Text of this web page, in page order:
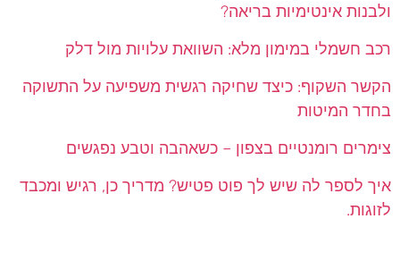
ולבנות אינטימיות בריאה?
רכב חשמלי במימון מלא: השוואת עלויות מול דלק
הקשר השקוף: כיצד שחיקה רגשית משפיעה על התשוקה
בחדר המיטות
צימרים רומנטיים בצפון – כשאהבה וטבע נפגשים
איך לספר לה שיש לך פוט פטיש? מדריך כן, רגיש ומכבד
לזוגות.